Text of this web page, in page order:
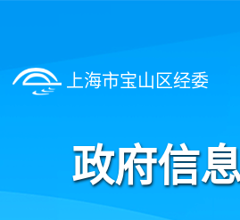
上海市宝山区经委
政府信